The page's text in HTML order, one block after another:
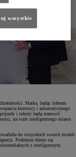
Marka, będąc liderem
kierowcy i automatycznego
i roboty będą stanowić
na wzór inteligentnego miasta
do wszystkich swoich modeli
Podobnie dzieje się
z inteligentnym
wszystkie